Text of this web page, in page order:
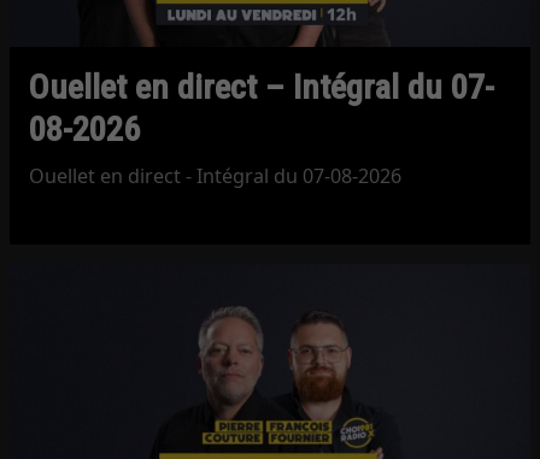
Ouellet en direct – Intégral du 07-
08-2026
Ouellet en direct - Intégral du 07-08-2026